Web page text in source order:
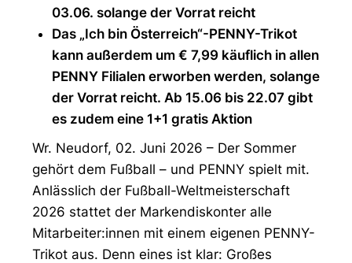
03.06. solange der Vorrat reicht
Das „Ich bin Österreich“-PENNY-Trikot
kann außerdem um € 7,99 käuflich in allen
PENNY Filialen erworben werden, solange
der Vorrat reicht. Ab 15.06 bis 22.07 gibt
es zudem eine 1+1 gratis Aktion
Wr. Neudorf, 02. Juni 2026 – Der Sommer
gehört dem Fußball – und PENNY spielt mit.
Anlässlich der Fußball-Weltmeisterschaft
2026 stattet der Markendiskonter alle
Mitarbeiter:innen mit einem eigenen PENNY-
Trikot aus. Denn eines ist klar: Großes